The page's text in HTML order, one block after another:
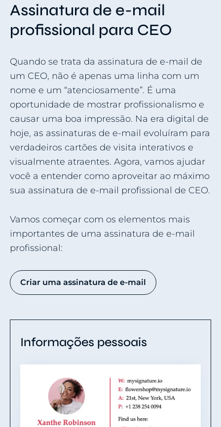
Assinatura de e-mail
profissional para CEO
Quando se trata da assinatura de e-mail de
um CEO, não é apenas uma linha com um
nome e um “atenciosamente”. É uma
oportunidade de mostrar profissionalismo e
causar uma boa impressão. Na era digital de
hoje, as assinaturas de e-mail evoluíram para
verdadeiros cartões de visita interativos e
visualmente atraentes. Agora, vamos ajudar
você a entender como aproveitar ao máximo
sua assinatura de e-mail profissional de CEO.
Vamos começar com os elementos mais
importantes de uma assinatura de e-mail
profissional:
Criar uma assinatura de e-mail
Informações pessoais